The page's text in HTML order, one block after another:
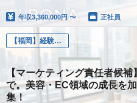
年収3,360,000円 〜 正社員
【福岡】経験者_WEBマーケター
【マーケティング責任者候
で。美容・EC領域の成長を
集！